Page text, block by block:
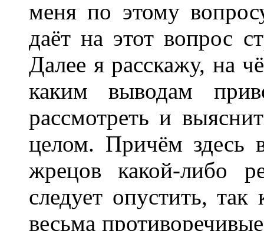
меня по этому
даёт на этот вопрос
Далее я расскажу, на
каким выводам
рассмотреть и
целом. Причём здесь
жрецов какой-либо
следует опустить,
весьма